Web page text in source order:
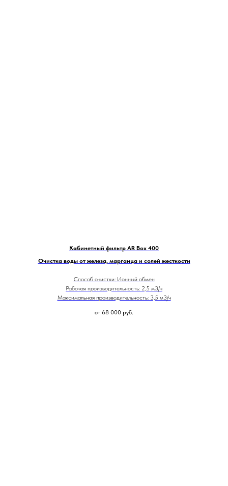
Кабинетный фильтр AR Box 400
Очистка воды от железа, марганца и солей жесткости
Способ очистки: Ионный обмен
Рабочая производительность: 2,5 м3/ч
Максимальная производительность: 3,5 м3/ч
от 68 000 руб.